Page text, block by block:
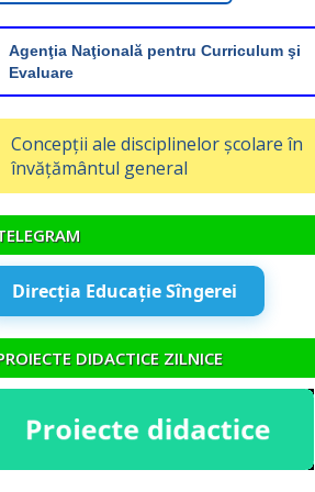
Agenţia Naţională pentru Curriculum şi
Evaluare
Concepții ale disciplinelor școlare în
învățământul general
Direcția Educație Sîngerei
DIDACTICE ZILNICE